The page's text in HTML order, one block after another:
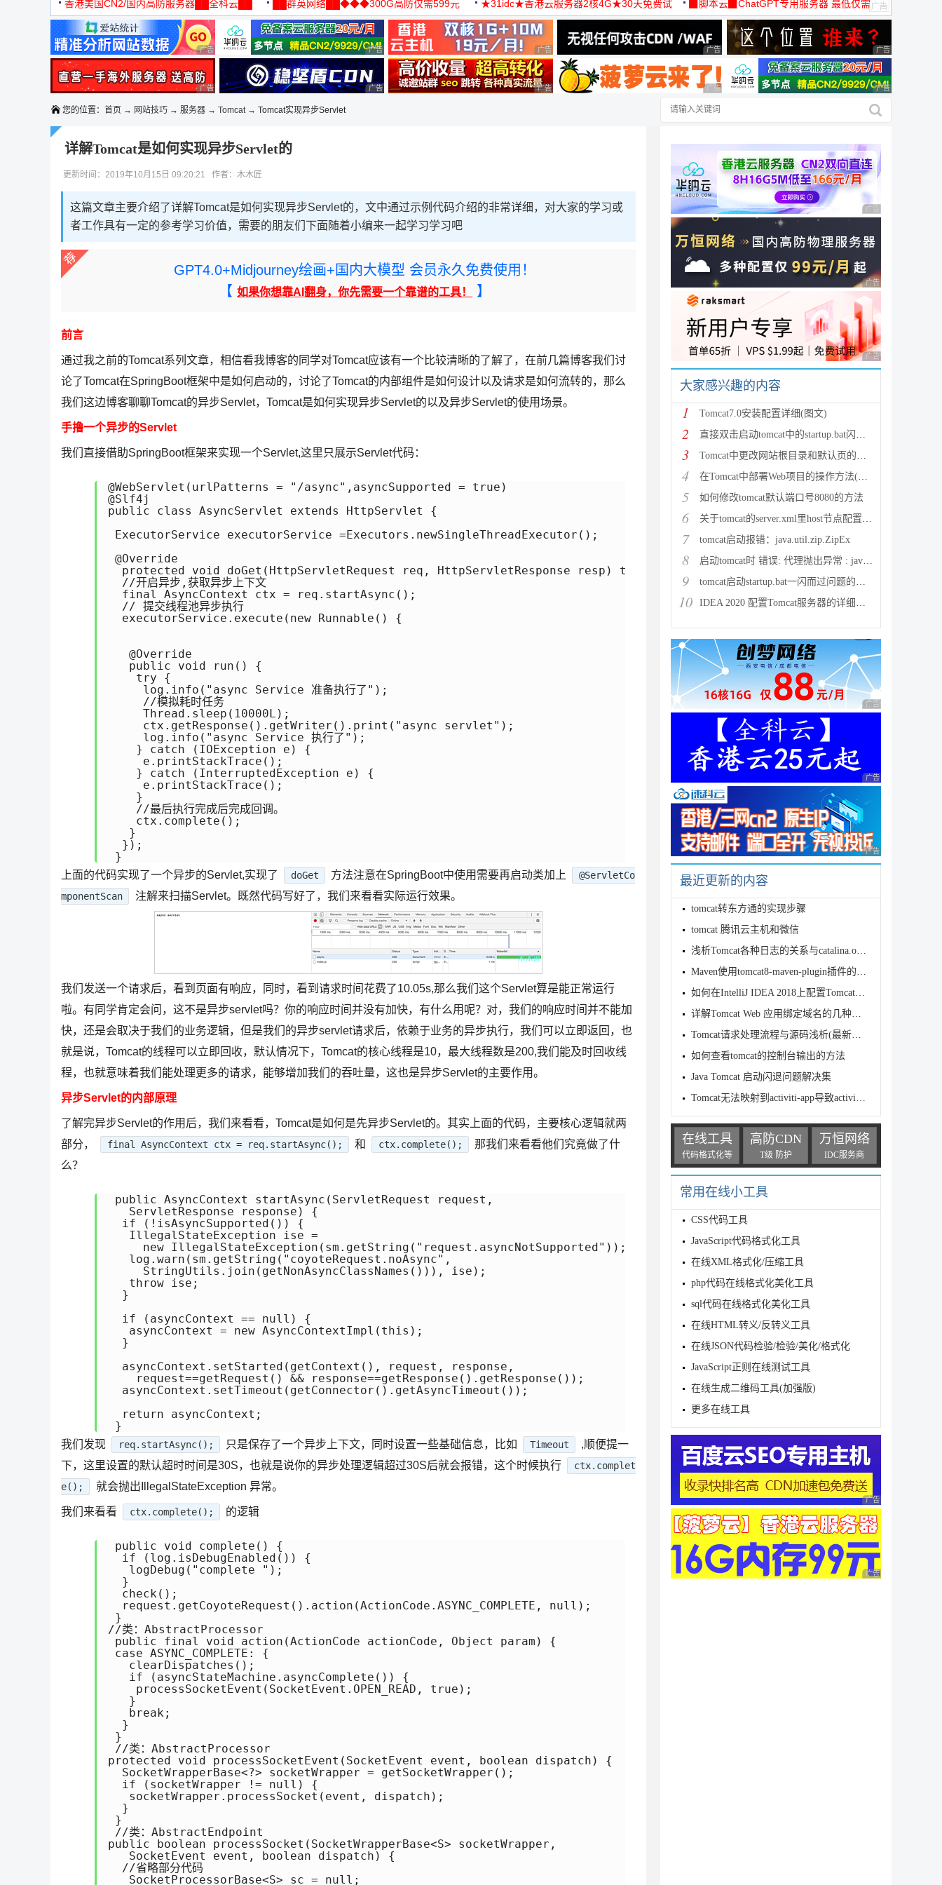
机
香港美国CN2/国内高防服务器██全科云██
██群英网络██◆◆◆300G高防仅需599元
◆◆◆
★31idc★香港云服务器2核4G★30天免费试
用◆
▉脚本云▉ChatGPT专用服务器 最低仅需
19元/月
广告 商业广告，理性选择 广告 商业广告，理性选择 广告 商业广告，理性选择 广告 商业广告，理性选择 广告 商业广告，理
广告 商业广告，理性选择 广告 商业广告，理性选择 广告 商业广告，理性选择 广告 商业广告，理性选择 广告 商业广告，理
您的位置： 首页 → 网站技巧 → 服务器 → Tomcat → Tomcat实现异步Servlet
详解Tomcat是如何实现异步Servlet的
更新时间：2019年10月15日 09:20:21 作者：木木匠
这篇文章主要介绍了详解Tomcat是如何实现异步Servlet的，文中通过示例代码介绍的非常详细，对大家的学习或
者工作具有一定的参考学习价值，需要的朋友们下面随着小编来一起学习学习吧
GPT4.0+Midjourney绘画+国内大模型 会员永久免费使用！
【 如果你想靠AI翻身，你先需要一个靠谱的工具！ 】
前言
通过我之前的Tomcat系列文章，相信看我博客的同学对Tomcat应该有一个比较清晰的了解了，在前几篇博客我们讨
论了Tomcat在SpringBoot框架中是如何启动的，讨论了Tomcat的内部组件是如何设计以及请求是如何流转的，那么
我们这边博客聊聊Tomcat的异步Servlet，Tomcat是如何实现异步Servlet的以及异步Servlet的使用场景。
手撸一个异步的Servlet
我们直接借助SpringBoot框架来实现一个Servlet,这里只展示Servlet代码：
@WebServlet(urlPatterns = "/async",asyncSupported = true)
@Slf4j
public class AsyncServlet extends HttpServlet {
ExecutorService executorService =Executors.newSingleThreadExecutor();
@Override
  protected void doGet(HttpServletRequest req, HttpServletResponse resp) throws ServletException, IOException {
  //开启异步,获取异步上下文
  final AsyncContext ctx = req.startAsync();
  // 提交线程池异步执行
  executorService.execute(new Runnable() {
   @Override
   public void run() {
    try {
     log.info("async Service 准备执行了");
     //模拟耗时任务
     Thread.sleep(10000L);
     ctx.getResponse().getWriter().print("async servlet");
     log.info("async Service 执行了");
    } catch (IOException e) {
     e.printStackTrace();
    } catch (InterruptedException e) {
     e.printStackTrace();
    }
    //最后执行完成后完成回调。
    ctx.complete();
   }
  });
上面的代码实现了一个异步的Servlet,实现了 doGet 方法注意在SpringBoot中使用需要再启动类加上
@ServletCo
mponentScan
注解来扫描Servlet。既然代码写好了，我们来看看实际运行效果。
我们发送一个请求后，看到页面有响应，同时，看到请求时间花费了10.05s,那么我们这个Servlet算是能正常运行
啦。有同学肯定会问，这不是异步servlet吗？你的响应时间并没有加快，有什么用呢？对，我们的响应时间并不能加
快，还是会取决于我们的业务逻辑，但是我们的异步servlet请求后，依赖于业务的异步执行，我们可以立即返回，也
就是说，Tomcat的线程可以立即回收，默认情况下，Tomcat的核心线程是10，最大线程数是200,我们能及时回收线
程，也就意味着我们能处理更多的请求，能够增加我们的吞吐量，这也是异步Servlet的主要作用。
异步Servlet的内部原理
了解完异步Servlet的作用后，我们来看看，Tomcat是如何是先异步Servlet的。其实上面的代码，主要核心逻辑就两
部分，
final AsyncContext ctx = req.startAsync(); 和 ctx.complete();
那我们来看看他们究竟做了什
么？
public AsyncContext startAsync(ServletRequest request,
   ServletResponse response) {
  if (!isAsyncSupported()) {
   IllegalStateException ise =
     new IllegalStateException(sm.getString("request.asyncNotSupported"));
   log.warn(sm.getString("coyoteRequest.noAsync",
     StringUtils.join(getNonAsyncClassNames())), ise);
   throw ise;
  }
  if (asyncContext == null) {
   asyncContext = new AsyncContextImpl(this);
  }
  asyncContext.setStarted(getContext(), request, response,
    request==getRequest() && response==getResponse().getResponse());
  asyncContext.setTimeout(getConnector().getAsyncTimeout());
  return asyncContext;
}
我们发现 req.startAsync(); 只是保存了一个异步上下文，同时设置一些基础信息，比如 Timeout
,顺便提一
下，这里设置的默认超时时间是30S，也就是说你的异步处理逻辑超过30S后就会报错，这个时候执行
ctx.complet
e();
就会抛出IllegalStateException 异常。
我们来看看 ctx.complete(); 的逻辑
public void complete() {
  if (log.isDebugEnabled()) {
   logDebug("complete ");
  }
  check();
  request.getCoyoteRequest().action(ActionCode.ASYNC_COMPLETE, null);
}
//类：AbstractProcessor
public final void action(ActionCode actionCode, Object param) {
case ASYNC_COMPLETE: {
   clearDispatches();
   if (asyncStateMachine.asyncComplete()) {
    processSocketEvent(SocketEvent.OPEN_READ, true);
   }
   break;
  }
}
//类：AbstractProcessor
protected void processSocketEvent(SocketEvent event, boolean dispatch) {
  SocketWrapperBase<?> socketWrapper = getSocketWrapper();
  if (socketWrapper != null) {
   socketWrapper.processSocket(event, dispatch);
  }
}
//类：AbstractEndpoint
public boolean processSocket(SocketWrapperBase<S> socketWrapper,
   SocketEvent event, boolean dispatch) {
  //省略部分代码
   SocketProcessorBase<S> sc = null;
广告 商业广告，理性
广告 商业广告，理性
广告 商业广告，理性
大家感兴趣的内容
1 Tomcat7.0安装配置详细(图文)
2 直接双击启动tomcat中的startup.bat闪退原因及
3 Tomcat中更改网站根目录和默认页的配置方法
4 在Tomcat中部署Web项目的操作方法(必看篇)
5 如何修改tomcat默认端口号8080的方法
6 关于tomcat的server.xml里host节点配置的一
7 tomcat启动报错：java.util.zip.ZipEx
8 启动tomcat时 错误: 代理抛出异常 : java.rm
9 tomcat启动startup.bat一闪而过问题的解决方法
10 IDEA 2020 配置Tomcat服务器的详细步骤
广告 商业广告，理性
广告 商业广告，理性
广告 商业广告，理性
最近更新的内容
tomcat转东方通的实现步骤
tomcat 腾讯云主机和微信
浅析Tomcat各种日志的关系与catalina.out文件的分割问题
Maven使用tomcat8-maven-plugin插件的详细教程
如何在IntelliJ IDEA 2018上配置Tomcat并运行第一个Ja
详解Tomcat Web 应用绑定域名的几种方式
Tomcat请求处理流程与源码浅析(最新推荐)
如何查看tomcat的控制台输出的方法
Java Tomcat 启动闪退问题解决集
Tomcat无法映射到activiti-app导致activiti无法启动页
在线工具
代码格式化等
高防CDN
T级 防护
万恒网络
IDC服务商
常用在线小工具
CSS代码工具
JavaScript代码格式化工具
在线XML格式化/压缩工具
php代码在线格式化美化工具
sql代码在线格式化美化工具
在线HTML转义/反转义工具
在线JSON代码检验/检验/美化/格式化
JavaScript正则在线测试工具
在线生成二维码工具(加强版)
更多在线工具
广告 商业广告，理性
广告 商业广告，理性